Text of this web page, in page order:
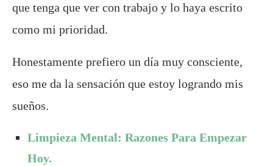
que tenga que ver con trabajo y lo haya escrito
como mi prioridad.
Honestamente prefiero un día muy consciente,
eso me da la sensación que estoy logrando mis
sueños.
Limpieza Mental: Razones Para Empezar
Hoy.